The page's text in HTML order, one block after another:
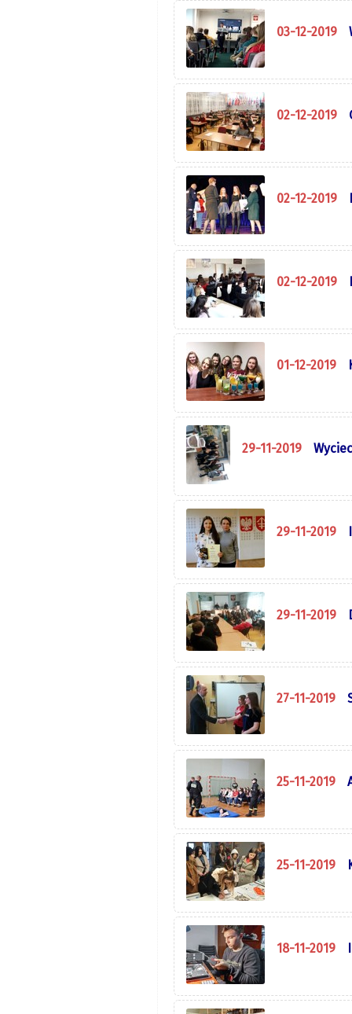
03-12-2019
02-12-2019
02-12-2019
02-12-2019
01-12-2019
29-11-2019
29-11-2019
29-11-2019
27-11-2019
25-11-2019
25-11-2019
18-11-2019